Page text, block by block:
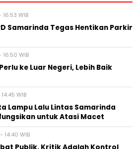
WIB
Samarinda Tegas Hentikan Parkir
WIB
ke Luar Negeri, Lebih Baik
WIB
Lampu Lalu Lintas Samarinda
untuk Atasi Macet
14:40 WIB